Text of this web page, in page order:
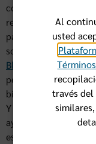
comenzó el COVID-
regresar a nuestra
pandemia. Sin
soledad y/o el
Blue
son una
personas, frente a
bienestar y
Y nuestros
ayudarle a
especialmente para
Al
usted
Términos
través